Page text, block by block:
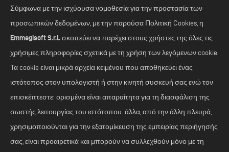
Σύμφωνα με την ισχύουσα νομοθεσία για την προστασία των
προσωπικών δεδομένων, με την παρούσα Πολιτική Cookies, η
Emmegisoft S.r.l. σκοπεύει να παρέχει στους χρήστες της όλες τις
χρήσιμες πληροφορίες σχετικά με τη χρήση των λεγόμενων cookie.
Τα cookie είναι μικρά αρχεία κειμένου που αποθηκεύει ένας
ιστότοπος στον υπολογιστή ή στην κινητή συσκευή σας ενώ τον
επισκέπτεστε: ορισμένα είναι απαραίτητα για τη διασφάλιση της
σωστής λειτουργίας του ιστότοπου. άλλα, από την άλλη πλευρά,
χρησιμοποιούνται για την εξατομίκευση της εμπειρίας περιήγησής
σας, είναι προαιρετικά και μπορούν να συλλεχθούν μόνο με τη